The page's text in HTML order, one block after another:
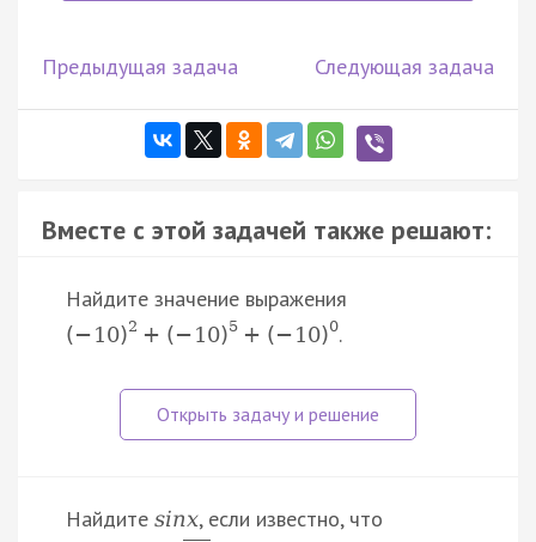
Предыдущая задача Следующая задача
Вместе с этой задачей также решают:
Найдите значение выражения
(−10)2 + (−10)5 + (−10)0.
Найдите sinx, если известно, что